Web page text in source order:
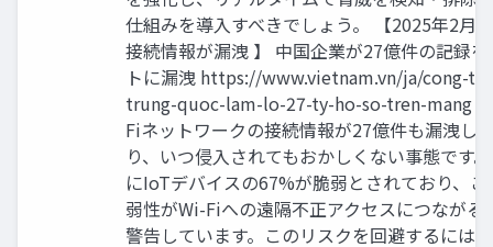
仕組みを導入すべきでしょう。 【2025年2月
接続情報が漏洩 】 中国企業が27億件の記録
トに漏洩 https://www.vietnam.vn/ja/cong-ty-
trung-quoc-lam-lo-27-ty-ho-so-tren-mang
Fiネットワークの接続情報が27億件も漏洩し
り、いつ侵入されてもおかしくない事態です
にIoTデバイスの67%が脆弱とされており、こ
弱性がWi-Fiへの遠隔不正アクセスにつながる
警告しています。このリスクを回避するには